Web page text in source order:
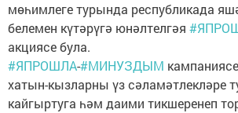
мөһимлеге турында республикада
белемен күтәрүгә юнәлтелгәя
акциясе була.
#ЯПРОШЛА-#МИНУЗДЫМ
хатын-кызларны үз сәламәтлекләре
кайгыртуга һәм даими тикшеренеп